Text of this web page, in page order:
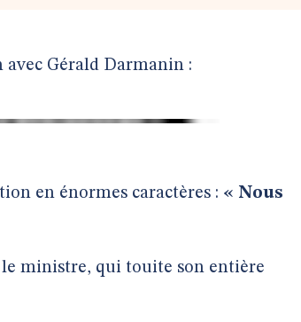
Gérald Darmanin :
en énormes caractères : « Nous
ministre, qui touite son entière